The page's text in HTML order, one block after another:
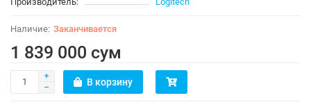
Заканчивается
1 839 000 сум
В корзину